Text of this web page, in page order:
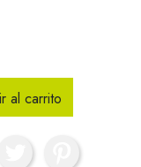
al carrito